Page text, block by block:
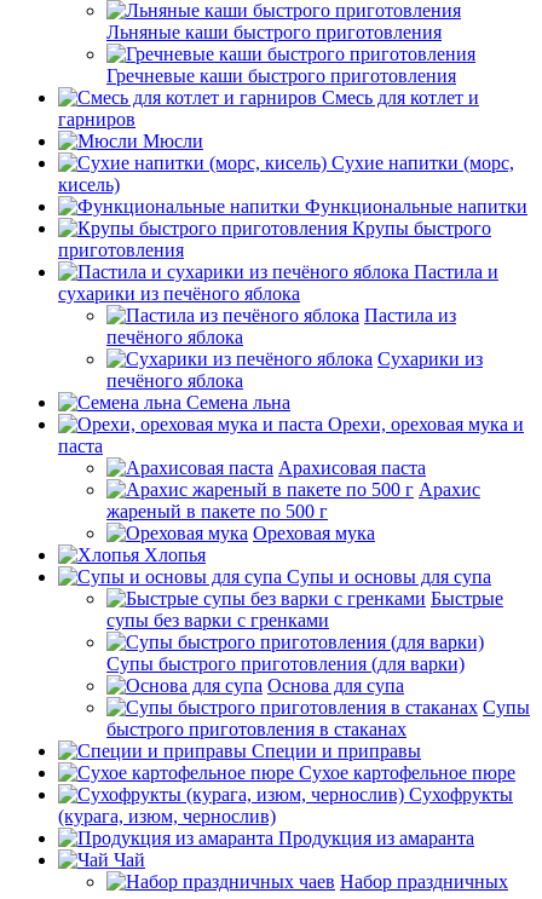
Льняные каши быстрого приготовления
Гречневые каши быстрого приготовления
Смесь для котлет и
гарниров
Мюсли
Сухие напитки (морс,
кисель)
Функциональные напитки
Крупы быстрого
приготовления
Пастила и
сухарики из печёного яблока
Пастила из
печёного яблока
Сухарики из
печёного яблока
Семена льна
Орехи, ореховая мука и
паста
Арахисовая паста
Арахис
жареный в пакете по 500 г
Ореховая мука
Хлопья
Супы и основы для супа
Быстрые
супы без варки с гренками
Супы быстрого приготовления (для варки)
Основа для супа
Супы
быстрого приготовления в стаканах
Специи и приправы
Сухое картофельное пюре
Сухофрукты
(курага, изюм, чернослив)
Продукция из амаранта
Чай
Набор праздничных